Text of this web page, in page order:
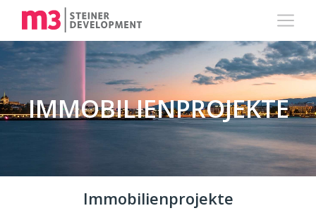
IMMOBILIENPROJEKTE
Immobilienprojekte